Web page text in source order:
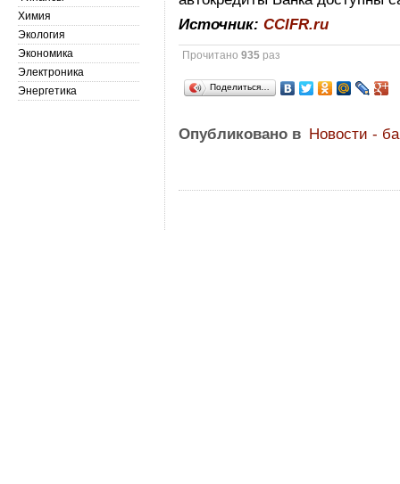
Источник:CCIFR.ru
Прочитано935 раз
Поделиться…
Опубликовано в Новости -
Химия
Экология
Экономика
Электроника
Энергетика